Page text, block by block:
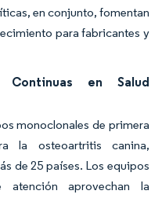
en conjunto, fomentan
para fabricantes y
Continuas en Salud
monoclonales de primera
la osteoartritis canina,
de 25 países. Los equipos
aprovechan la